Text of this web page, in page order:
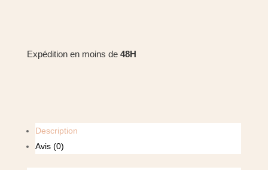
Expédition en moins de 48H
Description
Avis (0)